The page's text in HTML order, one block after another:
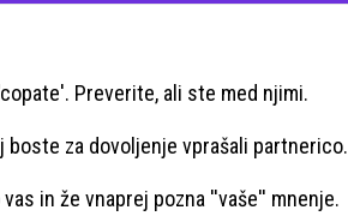
Preverite, ali ste med njimi.
za dovoljenje vprašali partnerico.
in že vnaprej pozna ''vaše'' mnenje.